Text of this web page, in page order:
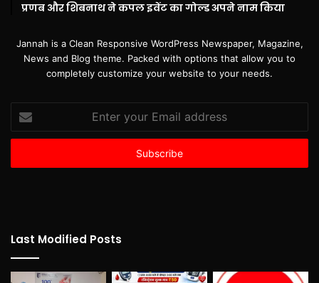
प्रणब और शिबनाथ ने कपल इवेंट का गोल्ड अपने नाम किया
Jannah is a Clean Responsive WordPress Newspaper, Magazine,
News and Blog theme. Packed with options that allow you to
completely customize your website to your needs.
Enter
your
Email
Last Modified Posts